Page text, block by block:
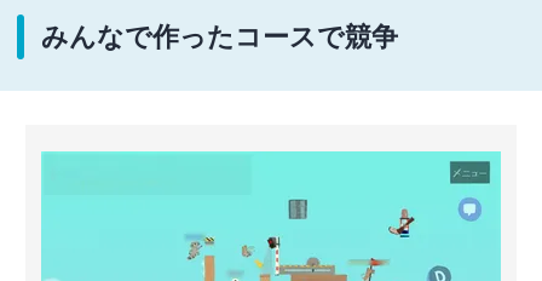
みんなで作ったコースで競争